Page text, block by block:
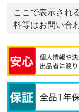
ここで表示され
料等はお問い合